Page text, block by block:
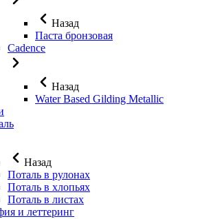
Назад
Паста бронзовая
Cadence
Назад
Water Based Gilding Metallic
Назад
Поталь в рулонах
Поталь в хлопьях
Поталь в листах
и леттеринг